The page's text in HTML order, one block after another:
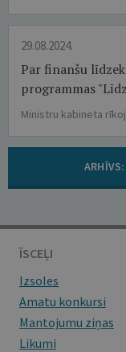
29.08.2024.
Par finanšu
programmas
Ministru kabineta
ĪSCEĻI
Izsoles
Amatu konkursi
Mantojumu ziņas
Likumi